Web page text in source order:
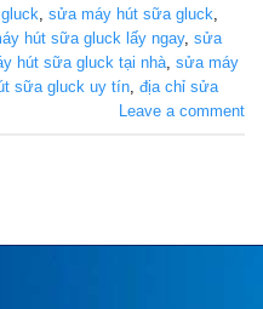
sửa máy hút sữa gluck
hút sữa gluck lấy ngay, sửa
hút sữa gluck tại nhà sửa máy
sữa gluck uy tín địa chỉ sửa
Leave a comment